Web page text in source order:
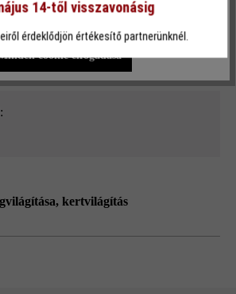
, kertvilágítás
Csak funkcionális cookie elfogadása
cookie elfogadása
14-től visszavonásig
érdeklődjön értékesítő partnerünknél.